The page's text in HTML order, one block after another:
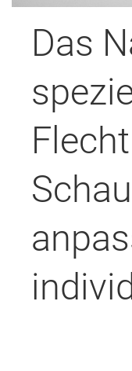
Das